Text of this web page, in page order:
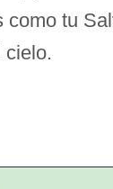
tu
cielo.